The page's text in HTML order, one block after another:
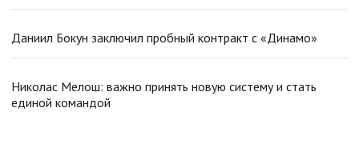
Даниил Бокун заключил пробный контракт с «Динамо»
Николас Мелош: важно принять новую систему и стать
единой командой